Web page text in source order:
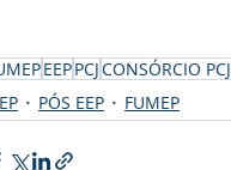
EEPPCJCONSÓRCIO PCJ
PÓS EEP FUMEP